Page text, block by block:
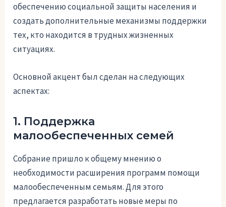
обеспечению социальной защиты населения и
создать дополнительные механизмы поддержки
тех, кто находится в трудных жизненных
ситуациях.
Основной акцент был сделан на следующих
аспектах:
1. Поддержка
малообеспеченных семей
Собрание пришло к общему мнению о
необходимости расширения программ помощи
малообеспеченным семьям. Для этого
предлагается разработать новые меры по